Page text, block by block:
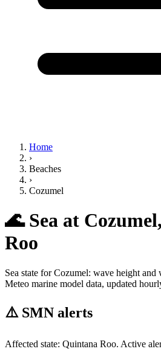
Home
›
Beaches
›
Cozumel
🌊Sea at Cozumel,
Roo
Sea state for Cozumel: wave height and
Meteo marine model data, updated
⚠️ SMN alerts
Affected state: Quintana Roo. Active